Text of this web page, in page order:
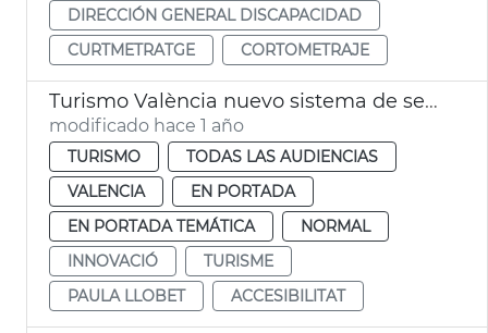
DIRECCIÓN GENERAL DISCAPACIDAD
CURTMETRATGE
CORTOMETRAJE
Turismo València nuevo sistema de señalización accesible
modificado hace 1 año
TURISMO
TODAS LAS AUDIENCIAS
VALENCIA
EN PORTADA
EN PORTADA TEMÁTICA
NORMAL
INNOVACIÓ
TURISME
PAULA LLOBET
ACCESIBILITAT